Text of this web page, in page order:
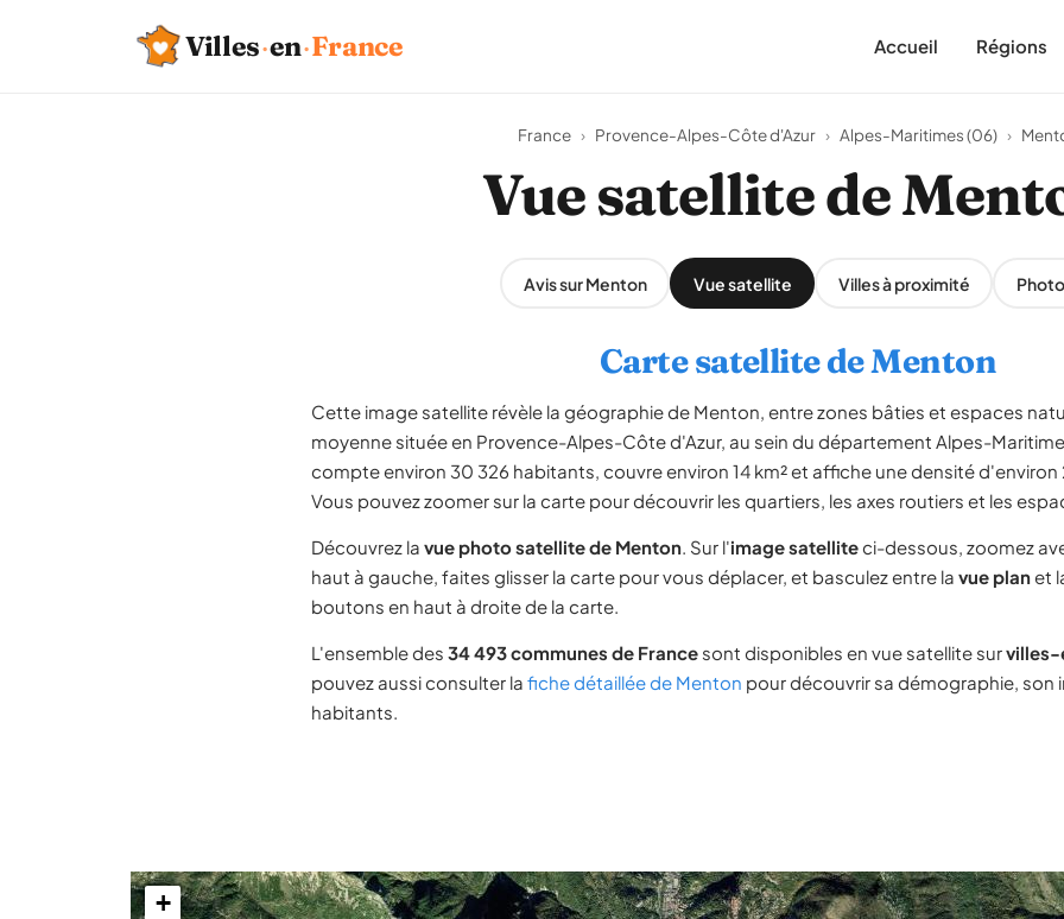
Villes·en·France Accueil Régions
France › Provence-Alpes-Côte d'Azur › Alpes-Maritimes (06) ›
Vue satellite de
Avis sur Menton Vue satellite Villes à proximité
Carte satellite de Menton
Cette image satellite révèle la géographie de Menton, entre zones bâties et espaces
moyenne située en Provence-Alpes-Côte d'Azur, au sein du département Alpes-
compte environ 30 326 habitants, couvre environ 14 km² et affiche une densité d'environ
Vous pouvez zoomer sur la carte pour découvrir les quartiers, les axes routiers et les
Découvrez la vue photo satellite de Menton. Sur l'image satelliteci-dessous, zoomez
haut à gauche, faites glisser la carte pour vous déplacer, et basculez entre la vue planet
boutons en haut à droite de la carte.
L'ensemble des 34 493 communes de France sont disponibles en vue satellite sur
pouvez aussi consulter la fiche détaillée de Menton pour découvrir sa démographie, son
habitants.
+